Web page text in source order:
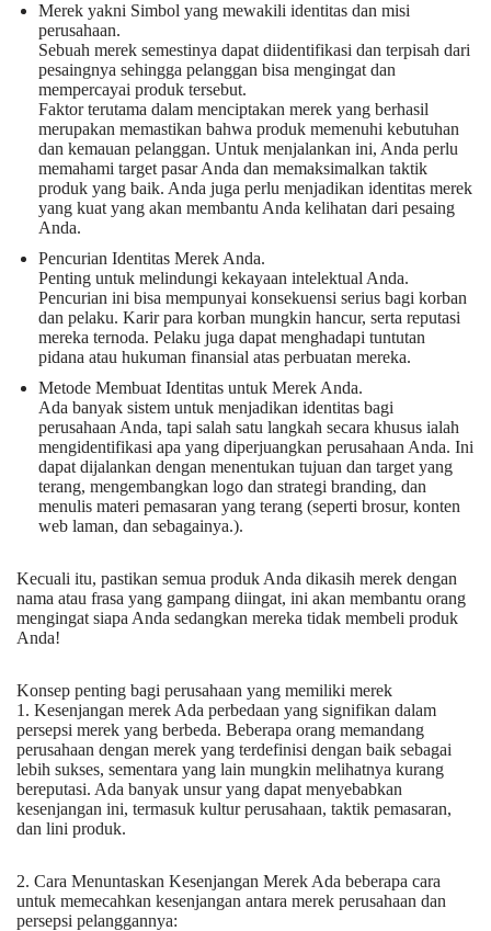
Merek yakni Simbol yang mewakili identitas dan misi
perusahaan.
Sebuah merek semestinya dapat diidentifikasi dan terpisah dari
pesaingnya sehingga pelanggan bisa mengingat dan
mempercayai produk tersebut.
Faktor terutama dalam menciptakan merek yang berhasil
merupakan memastikan bahwa produk memenuhi kebutuhan
dan kemauan pelanggan. Untuk menjalankan ini, Anda perlu
memahami target pasar Anda dan memaksimalkan taktik
produk yang baik. Anda juga perlu menjadikan identitas merek
yang kuat yang akan membantu Anda kelihatan dari pesaing
Anda.
Pencurian Identitas Merek Anda.
Penting untuk melindungi kekayaan intelektual Anda.
Pencurian ini bisa mempunyai konsekuensi serius bagi korban
dan pelaku. Karir para korban mungkin hancur, serta reputasi
mereka ternoda. Pelaku juga dapat menghadapi tuntutan
pidana atau hukuman finansial atas perbuatan mereka.
Metode Membuat Identitas untuk Merek Anda.
Ada banyak sistem untuk menjadikan identitas bagi
perusahaan Anda, tapi salah satu langkah secara khusus ialah
mengidentifikasi apa yang diperjuangkan perusahaan Anda. Ini
dapat dijalankan dengan menentukan tujuan dan target yang
terang, mengembangkan logo dan strategi branding, dan
menulis materi pemasaran yang terang (seperti brosur, konten
web laman, dan sebagainya.).
Kecuali itu, pastikan semua produk Anda dikasih merek dengan
nama atau frasa yang gampang diingat, ini akan membantu orang
mengingat siapa Anda sedangkan mereka tidak membeli produk
Anda!
Konsep penting bagi perusahaan yang memiliki merek
1. Kesenjangan merek Ada perbedaan yang signifikan dalam
persepsi merek yang berbeda. Beberapa orang memandang
perusahaan dengan merek yang terdefinisi dengan baik sebagai
lebih sukses, sementara yang lain mungkin melihatnya kurang
bereputasi. Ada banyak unsur yang dapat menyebabkan
kesenjangan ini, termasuk kultur perusahaan, taktik pemasaran,
dan lini produk.
2. Cara Menuntaskan Kesenjangan Merek Ada beberapa cara
untuk memecahkan kesenjangan antara merek perusahaan dan
persepsi pelanggannya: